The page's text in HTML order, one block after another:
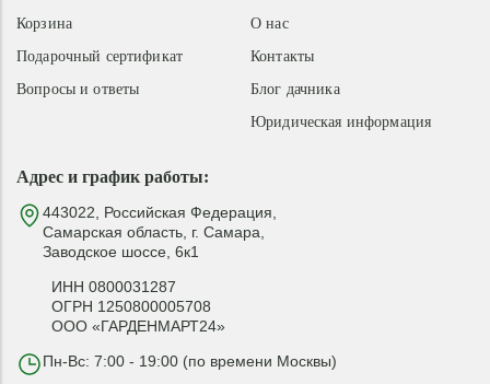
Адрес и график работы:
443022, Российская Федерация,
Самарская область, г. Самара,
Заводское шоссе, 6к1
ИНН 0800031287
ОГРН 1250800005708
ООО «ГАРДЕНМАРТ24»
Пн-Вс: 7:00 - 19:00 (по времени Москвы)
О нас
Контакты
Блог дачника
Юридическая информация
Корзина
Подарочный сертификат
Вопросы и ответы